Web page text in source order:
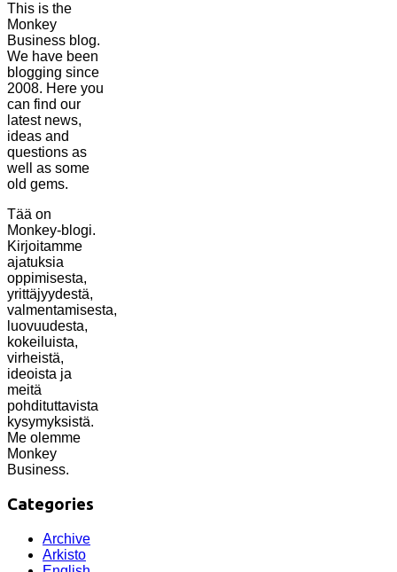
This is the
Monkey
Business blog.
We have been
blogging since
2008. Here you
can find our
latest news,
ideas and
questions as
well as some
old gems.
Tää on
Monkey-blogi.
Kirjoitamme
ajatuksia
oppimisesta,
yrittäjyydestä,
valmentamisesta,
luovuudesta,
kokeiluista,
virheistä,
ideoista ja
meitä
pohdituttavista
kysymyksistä.
Me olemme
Monkey
Business.
Categories
Archive
Arkisto